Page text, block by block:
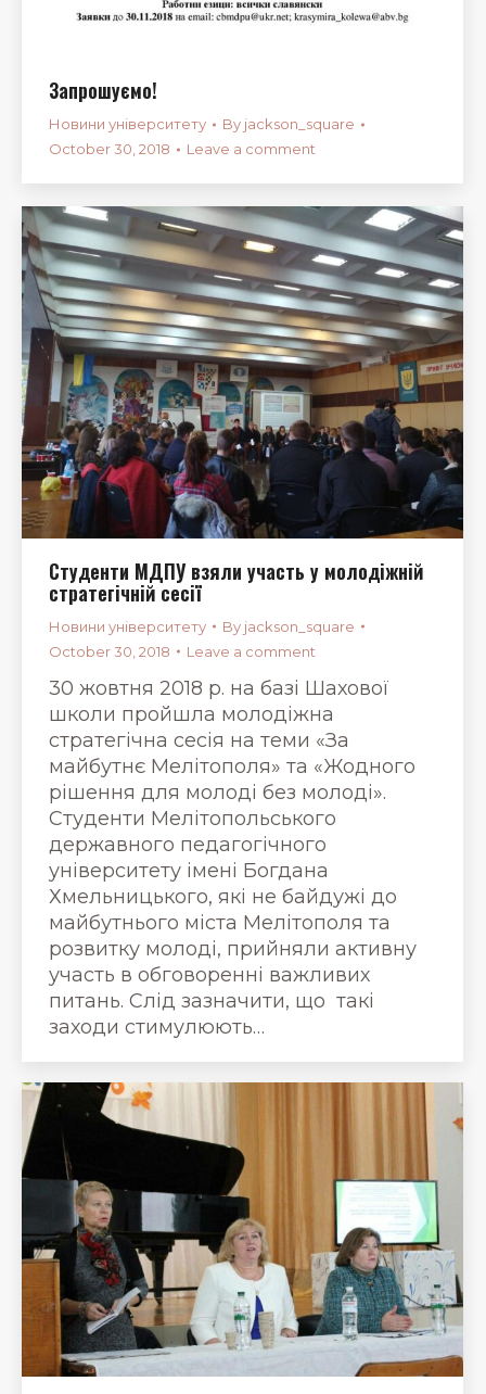
Запрошуємо!
Новини університету By jackson_square
October 30, 2018
Leave a comment
Студенти МДПУ взяли участь у молодіжній
стратегічній сесії
Новини університету By jackson_square
October 30, 2018
Leave a comment
30 жовтня 2018 р. на базі Шахової
школи пройшла молодіжна
стратегічна сесія на теми «За
майбутнє Мелітополя» та «Жодного
рішення для молоді без молоді».
Студенти Мелітопольського
державного педагогічного
університету імені Богдана
Хмельницького, які не байдужі до
майбутнього міста Мелітополя та
розвитку молоді, прийняли активну
участь в обговоренні важливих
питань. Слід зазначити, що такі
заходи стимулюють…